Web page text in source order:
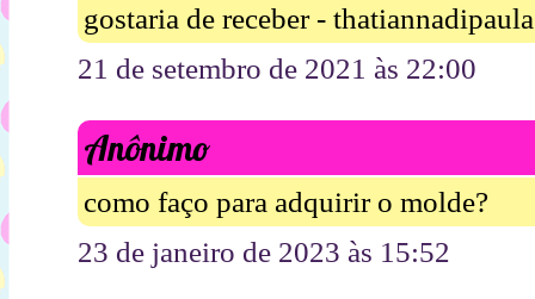
gostaria de receber -
21 de setembro de 2021 às 22:00
Anônimo
como faço para adquirir o molde?
23 de janeiro de 2023 às 15:52